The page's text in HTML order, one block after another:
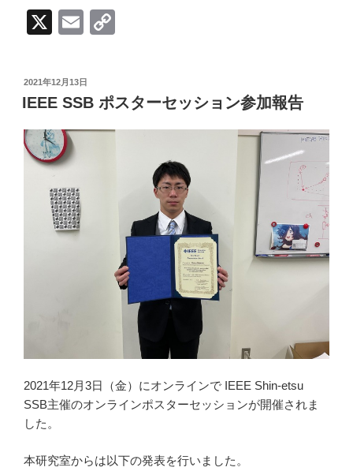
X
E
ail
y
Li
投
稿
日:
2021年12月13日
IEEE SSB ポスターセッション参加報告
2021年12月3日（金）にオンラインで IEEE Shin-etsu
SSB主催のオンラインポスターセッションが開催されま
した。
本研究室からは以下の発表を行いました。